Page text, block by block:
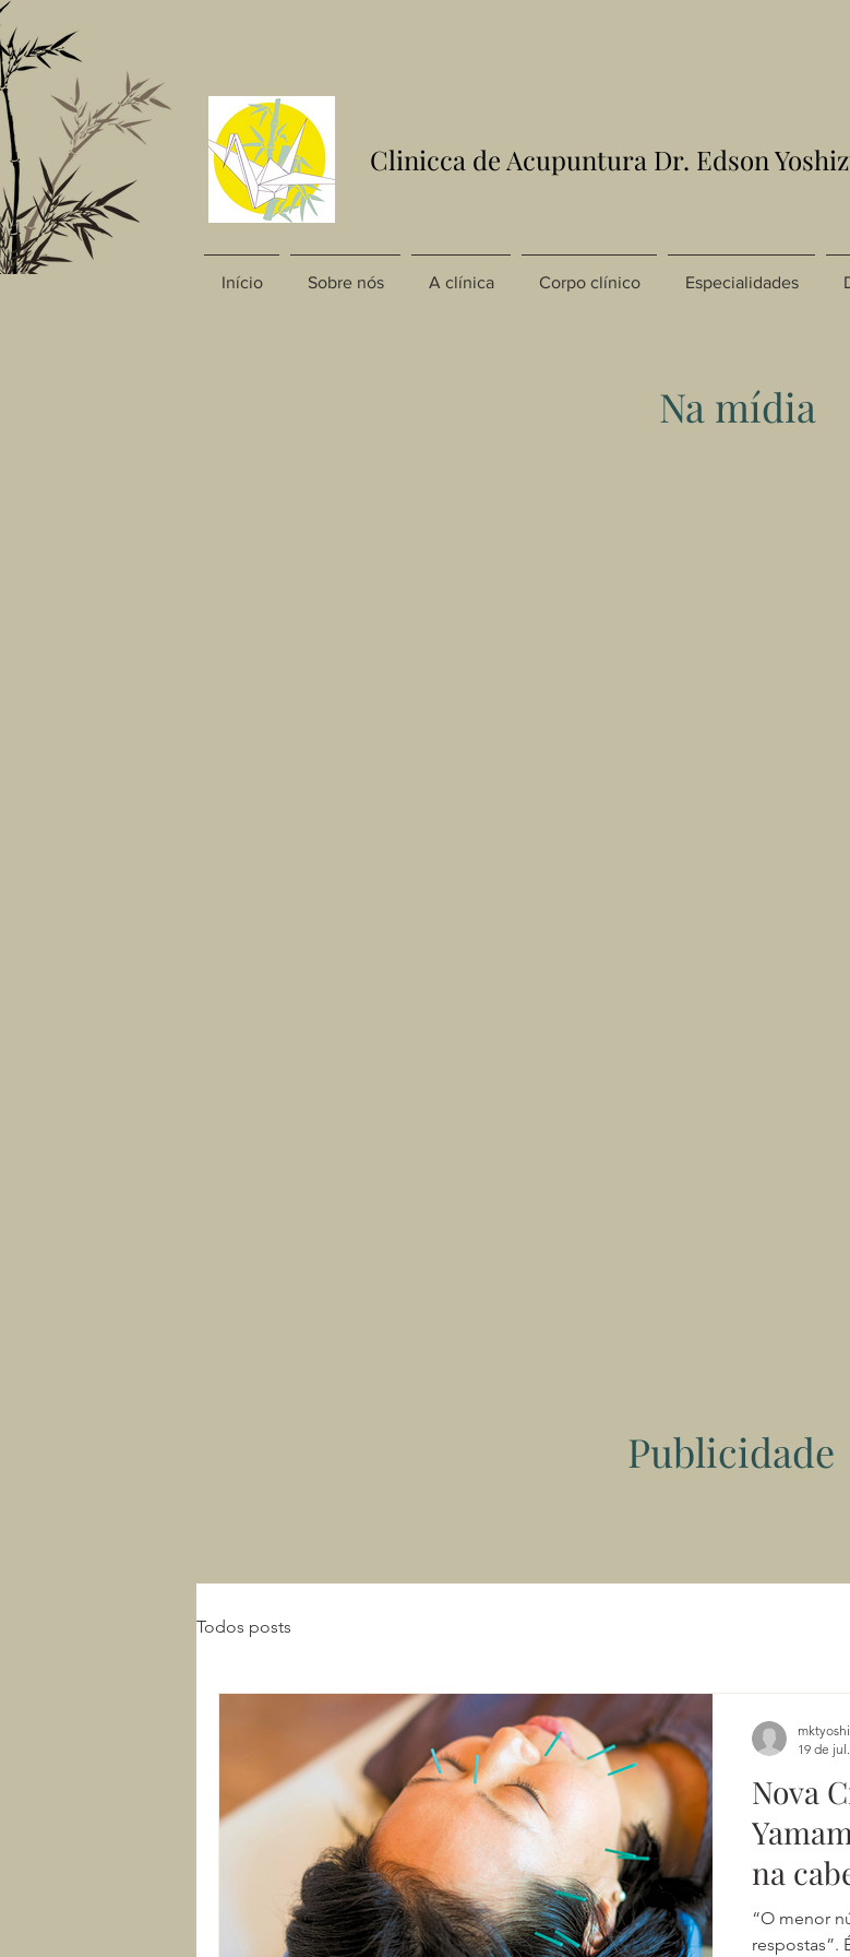
Clinicca de Acupuntura Dr. Edson
Início Sobre nós A clínica Corpo clínico Especialidades
Na mídia
Publicidade
Todos posts
Nova
na
“O menor
respostas”.
19 de